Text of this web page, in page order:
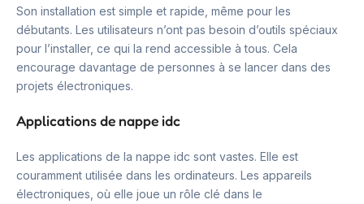
Son installation est simple et rapide, même pour les
débutants. Les utilisateurs n’ont pas besoin d’outils spéciaux
pour l’installer, ce qui la rend accessible à tous. Cela
encourage davantage de personnes à se lancer dans des
projets électroniques.
Applications de nappe idc
Les applications de la nappe idc sont vastes. Elle est
couramment utilisée dans les ordinateurs. Les appareils
électroniques, où elle joue un rôle clé dans le